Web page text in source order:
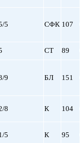
5 СФК 107
СТ 89
9 БЛ 151
8 К 104
5 К 95